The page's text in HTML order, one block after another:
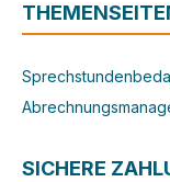
SICHERE